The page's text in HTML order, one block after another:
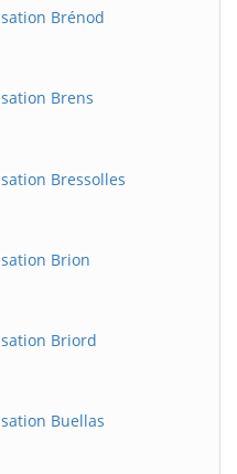
Brénod
Brens
Bressolles
Brion
Briord
Buellas